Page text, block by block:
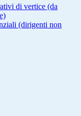
di vertice (da
(dirigenti non